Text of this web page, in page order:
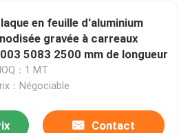
en feuille d'aluminium
gravée à carreaux
5083 2500 mm de longueur
：1 MT
：Négociable
Contact